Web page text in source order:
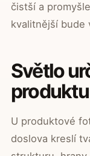
čistší a
kvalitnější bude
Světlo
produktu
U produktové
doslova kreslí